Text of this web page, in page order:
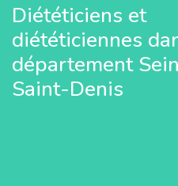
Diététiciens et
diététiciennes
département
Saint-Denis